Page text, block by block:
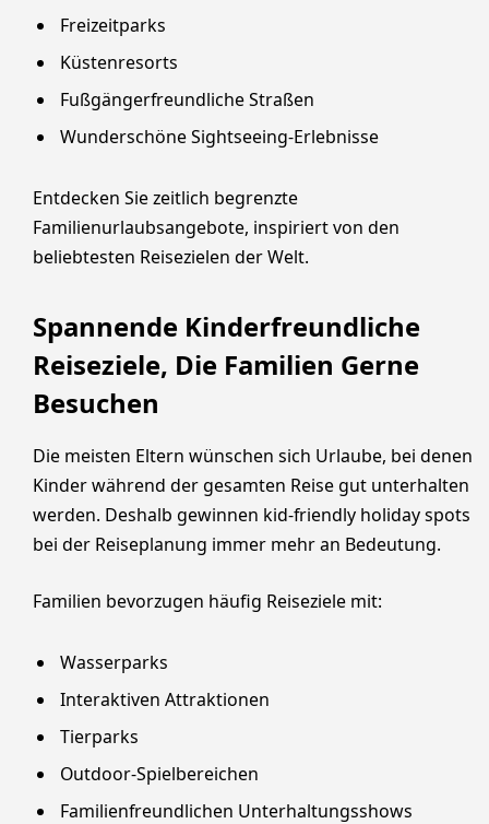
Freizeitparks
Küstenresorts
Fußgängerfreundliche Straßen
Wunderschöne Sightseeing-Erlebnisse
Entdecken Sie zeitlich begrenzte
Familienurlaubsangebote, inspiriert von den
beliebtesten Reisezielen der Welt.
Spannende Kinderfreundliche
Reiseziele, Die Familien Gerne
Besuchen
Die meisten Eltern wünschen sich Urlaube, bei denen
Kinder während der gesamten Reise gut unterhalten
werden. Deshalb gewinnen kid-friendly holiday spots
bei der Reiseplanung immer mehr an Bedeutung.
Familien bevorzugen häufig Reiseziele mit:
Wasserparks
Interaktiven Attraktionen
Tierparks
Outdoor-Spielbereichen
Familienfreundlichen Unterhaltungsshows